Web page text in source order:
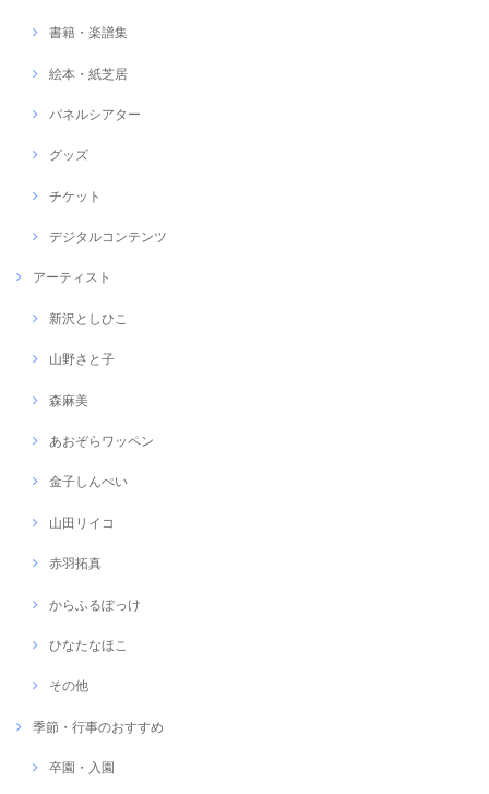
書籍・楽譜集
絵本・紙芝居
パネルシアター
グッズ
チケット
デジタルコンテンツ
アーティスト
新沢としひこ
山野さと子
森麻美
あおぞらワッペン
金子しんぺい
山田リイコ
赤羽拓真
からふるぽっけ
ひなたなほこ
その他
季節・行事のおすすめ
卒園・入園